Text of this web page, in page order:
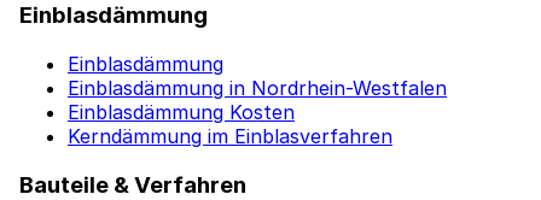
Einblasdämmung
Einblasdämmung
Einblasdämmung in Nordrhein-Westfalen
Einblasdämmung Kosten
Kerndämmung im Einblasverfahren
Bauteile & Verfahren